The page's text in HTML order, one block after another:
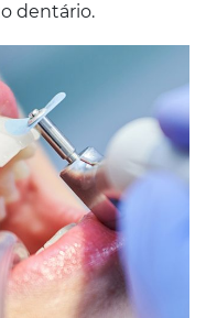
dentário.